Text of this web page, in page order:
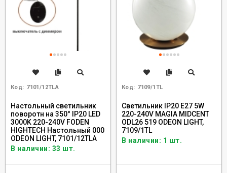
Код: 7101/12TLA
Настольный светильник
поворотн на 350° IP20 LED
3000K 220-240V FODEN
HIGHTECH Настольный 000
ODEON LIGHT, 7101/12TLA
В наличии: 33 шт.
Код: 7109/1TL
Светильник IP20 E27 5W
220-240V MAGIA MIDCENT
ODL26 519 ODEON LIGHT,
7109/1TL
В наличии: 1 шт.